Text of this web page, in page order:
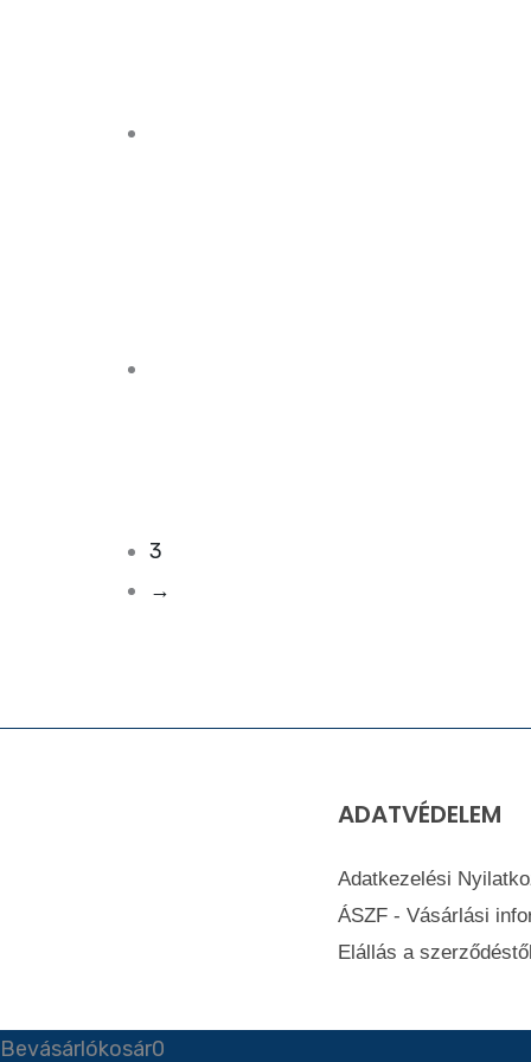
3
→
ADATVÉDELEM
Adatkezelési
ÁSZF - Vásárlási
Elállás a
Bevásárlókosár0